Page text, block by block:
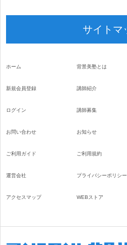
サイトマ
ホーム
新規会員登録
ログイン
お問い合わせ
背景美塾とは
講師紹介
講師募集
お知らせ
ご利用ガイド
運営会社
アクセスマップ
ご利用規約
プライバシーポリシー
WEBストア